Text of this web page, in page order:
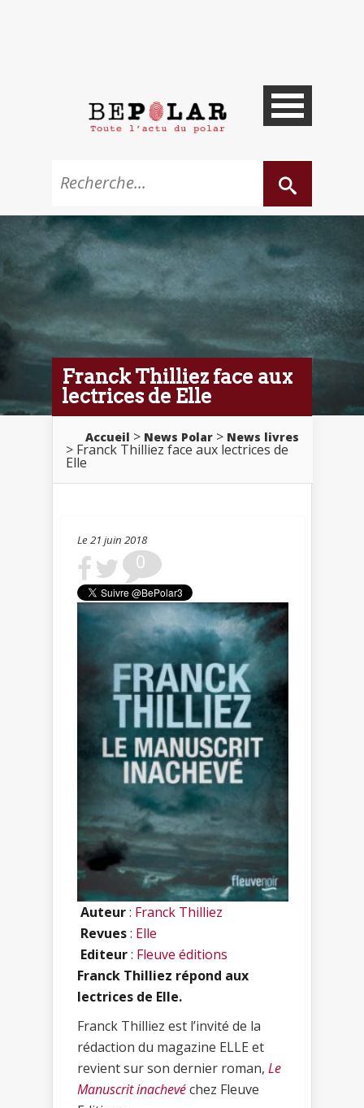
Franck Thilliez face aux
lectrices de Elle
Accueil > News Polar > News livres
> Franck Thilliez face aux lectrices de
Elle
Le 21 juin 2018
0
Auteur: Franck Thilliez
Revues: Elle
Editeur: Fleuve éditions
Franck Thilliez répond aux
lectrices de Elle.
Franck Thilliez est l’invité de la
rédaction du magazine ELLE et
revient sur son dernier roman, Le
Manuscrit inachevéchez Fleuve